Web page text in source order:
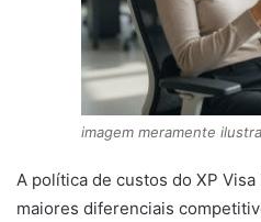
imagem meramente
A política de custos do XP
maiores diferenciais